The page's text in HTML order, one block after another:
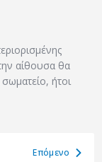
αίθουσα θα
ήτοι
Eπόμενο